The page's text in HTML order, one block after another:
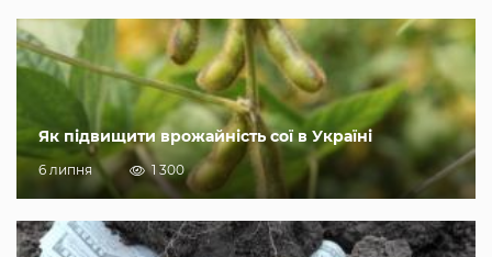
Як підвищити врожайність сої в Україні
6 липня 1 300